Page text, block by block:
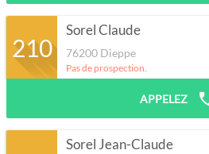
210
Sorel Claude
76200 Dieppe
Pas de prospection.
APPELEZ
Sorel Jean-Claude